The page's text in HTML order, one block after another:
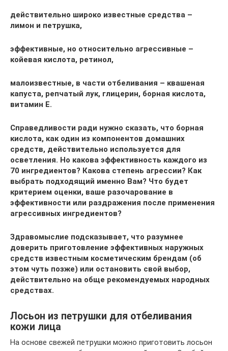
действительно широко известные средства –
лимон и петрушка,
эффективные, но относительно агрессивные –
койевая кислота, ретинол,
малоизвестные, в части отбеливания – квашеная
капуста, репчатый лук, глицерин, борная кислота,
витамин Е.
Справедливости ради нужно сказать, что борная
кислота, как один из компонентов домашних
средств, действительно используется для
осветления. Но какова эффективность каждого из
70 ингредиентов? Какова степень агрессии? Как
выбрать подходящий именно Вам? Что будет
критерием оценки, ваше разочарование в
эффективности или раздражения после применения
агрессивных ингредиентов?
Здравомыслие подсказывает, что разумнее
доверить приготовление эффективных наружных
средств известным косметическим брендам (об
этом чуть позже) или остановить свой выбор,
действительно на обще рекомендуемых народных
средствах.
Лосьон из петрушки для отбеливания
кожи лица
На основе свежей петрушки можно приготовить лосьон